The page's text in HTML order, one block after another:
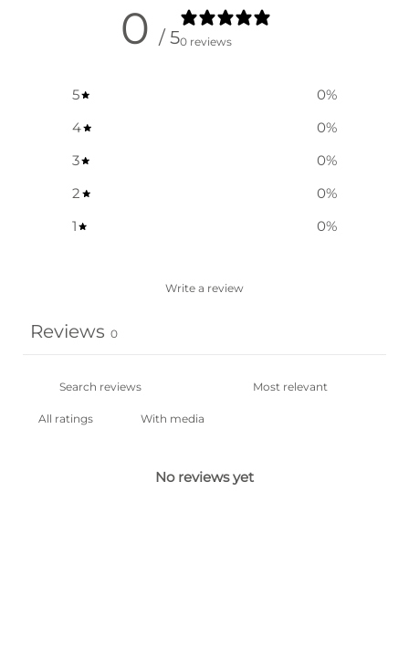
0 / 50 reviews
5 0%
4
0%
3
0%
2
0%
1
0%
Write a review
Reviews 0
With media
No reviews yet